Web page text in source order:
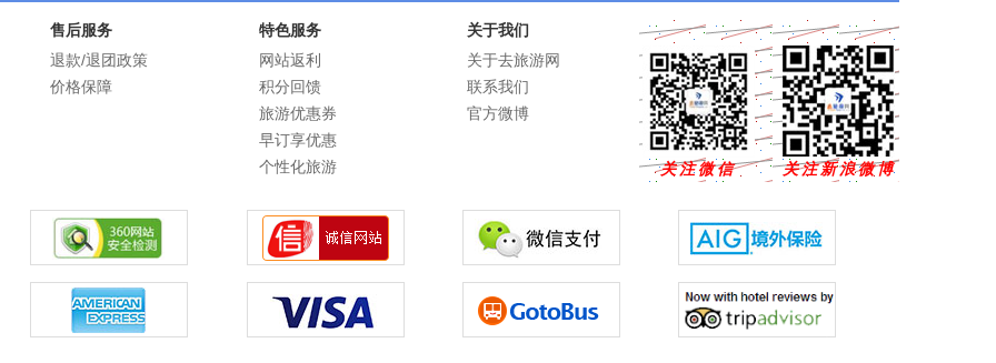
售后服务
退款/退团政策
价格保障
特色服务
网站返利
积分回馈
旅游优惠券
早订享优惠
个性化旅游
关于我们
关于去旅游网
联系我们
官方微博
关注微信 关注新浪微博